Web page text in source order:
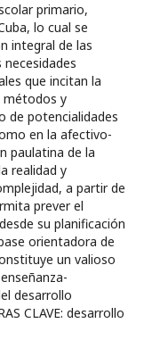
primario,
lo cual se
integral de las
que incitan la
métodos y
de potencialidades
en la afectivo-
paulatina de la
realidad y
a partir de
prever el
su planificación
orientadora de
un valioso
desarrollo
CLAVE: desarrollo